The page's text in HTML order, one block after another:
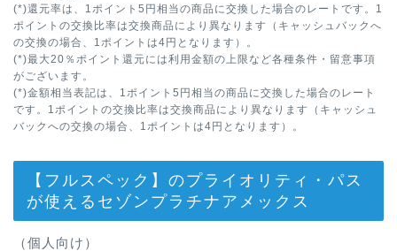
(*)還元率は、1ポイント5円相当の商品に交換した場合のレートです。1
ポイントの交換比率は交換商品により異なります（キャッシュバックへ
の交換の場合、1ポイントは4円となります）。
(*)最大20％ポイント還元には利用金額の上限など各種条件・留意事項
がございます。
(*)金額相当表記は、1ポイント5円相当の商品に交換した場合のレート
です。1ポイントの交換比率は交換商品により異なります（キャッシュ
バックへの交換の場合、1ポイントは4円となります）。
【フルスペック】のプライオリティ・パス
が使えるセゾンプラチナアメックス
（個人向け）